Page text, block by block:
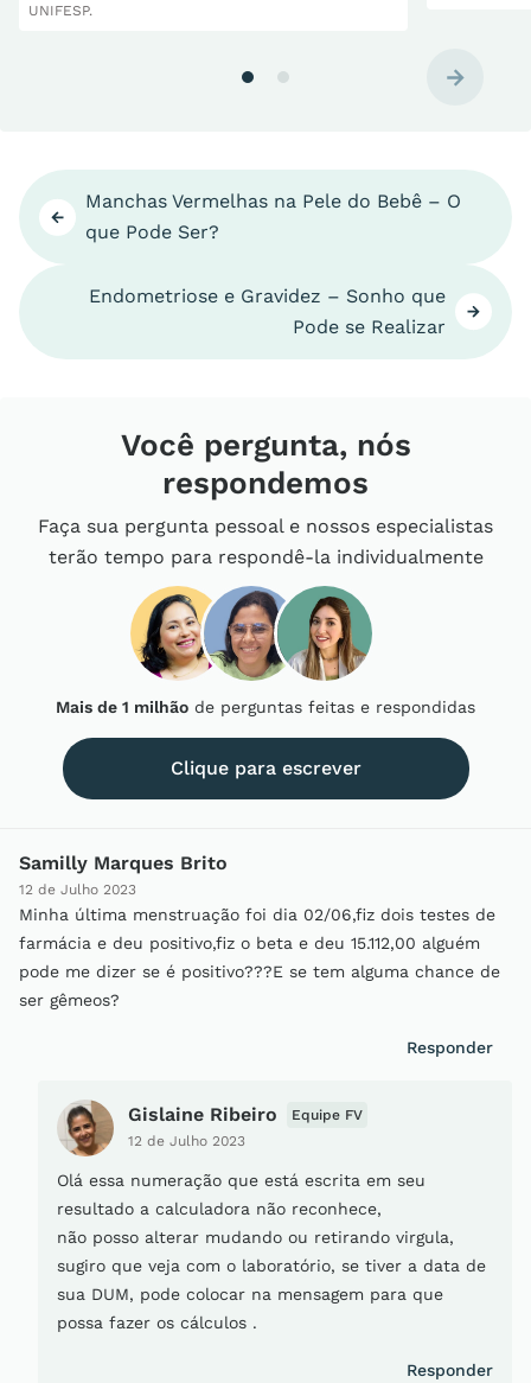
UNIFESP.
Manchas Vermelhas na Pele do Bebê – O
que Pode Ser?
Endometriose e Gravidez – Sonho que
Pode se Realizar
Você pergunta, nós
respondemos
Faça sua pergunta pessoal e nossos especialistas
terão tempo para respondê-la individualmente
Mais de 1 milhão de perguntas feitas e respondidas
Clique para escrever
Samilly Marques Brito
12 de Julho 2023
Minha última menstruação foi dia 02/06,fiz dois testes de
farmácia e deu positivo,fiz o beta e deu 15.112,00 alguém
pode me dizer se é positivo???E se tem alguma chance de
ser gêmeos?
Responder
Gislaine Ribeiro
12 de Julho 2023
Equipe FV
Olá essa numeração que está escrita em seu
resultado a calculadora não reconhece,
não posso alterar mudando ou retirando virgula,
sugiro que veja com o laboratório, se tiver a data de
sua DUM, pode colocar na mensagem para que
possa fazer os cálculos .
Responder